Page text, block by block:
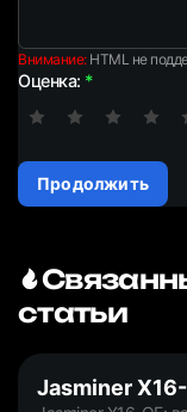
Внимание:HTML не
Оценка:
Продолжить
статьи
Jasminer